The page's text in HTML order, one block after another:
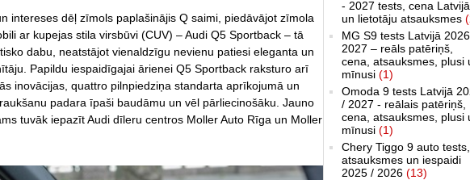
intereses dēļ zīmols paplašinājis Q saimi, piedāvājot zīmola
ar kupejas stila virsbūvi (CUV) – Audi Q5 Sportback – tā
dabu, neatstājot vienaldzīgu nevienu patiesi eleganta un
Papildu iespaidīgajai ārienei Q5 Sportback raksturo arī
inovācijas, quattro pilnpiedziņa standarta aprīkojumā un
padara īpaši baudāmu un vēl pārliecinošāku. Jauno
tuvāk iepazīt Audi dīleru centros Moller Auto Rīga un Moller
- 2027 tests, cena Latvijā
un lietotāju atsauksmes
MG S9 tests Latvijā
2027 – reāls patēriņš,
cena, atsauksmes, plusi
mīnusi (1)
Omoda 9 tests Latvijā
/ 2027 - reālais patēriņš,
cena, atsauksmes, plusi
mīnusi (1)
Chery Tiggo 9 auto tests,
atsauksmes un iespaidi
2025 / 2026 (13)